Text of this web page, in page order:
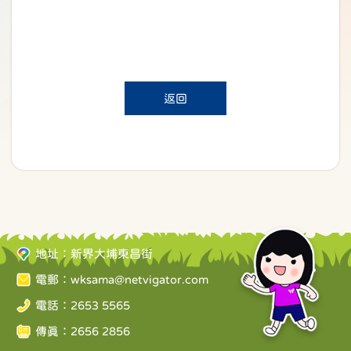
返回
地址：新界大埔東昌街
電郵： wksama@netvigator.com
電話：2653 5565
傳真：2656 2856